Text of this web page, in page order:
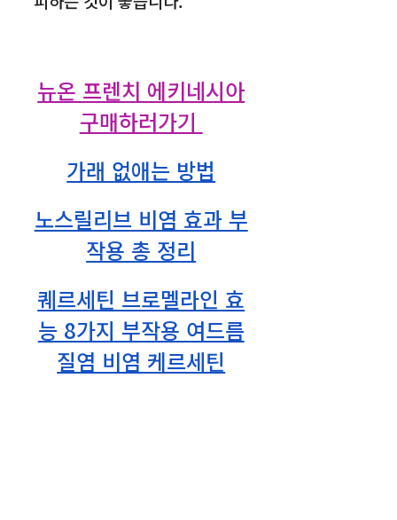
뉴온 프렌치 에키네시아
구매하러가기
가래 없애는 방법
노스릴리브 비염 효과 부
작용 총 정리
퀘르세틴 브로멜라인 효
능 8가지 부작용 여드름
질염 비염 케르세틴